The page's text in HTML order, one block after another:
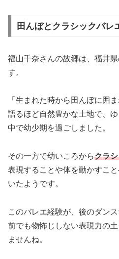
田んぼとクラシックバレ
福山千奈さんの故郷は、福井
す。
「生まれた時から田んぼに囲
語るほど自然豊かな土地で、
中で幼少期を過ごしました。
その一方で幼いころからクラ
表現することや体を動かすこ
いたようです。
このバレエ経験が、後のダン
前でも物怖じしない表現力の
ませんね。